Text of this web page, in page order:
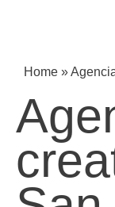
Home »